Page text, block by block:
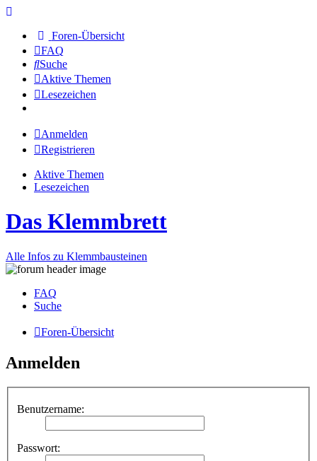
Foren-Übersicht
FAQ
Suche
Aktive Themen
Lesezeichen
Anmelden
Registrieren
Aktive Themen
Lesezeichen
Das Klemmbrett
Alle Infos zu Klemmbausteinen
FAQ
Suche
Foren-Übersicht
Anmelden
Benutzername:
Passwort: